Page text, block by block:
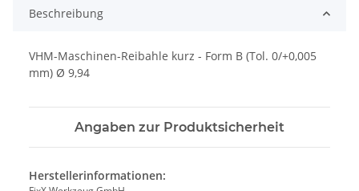
Beschreibung
VHM-Maschinen-Reibahle kurz - Form B (Tol. 0/+0,005
mm) Ø 9,94
Angaben zur Produktsicherheit
Herstellerinformationen: